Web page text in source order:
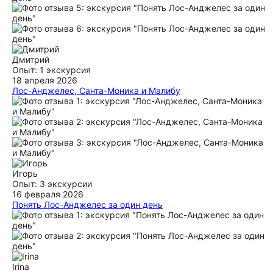
ещё
Дмитрий
Опыт: 1 экскурсия
18 апреля 2026
Лос-Анджелес, Санта-Моника и Малибу
спасибо большое, нашему проводнику в мир США и
безумно интересное знакомство с городом Лос-Анджелес!
Крутая чистая машина, очень внимательный гид,
комфортно и с индивидуальностью 10000%
ещё
Игорь
Опыт: 3 экскурсии
16 февраля 2026
Понять Лос-Анджелес за один день
LA огромен и прекрасен, иногда бывает и ужасен ;-). В
один день невозможно объять необъятное, но ваша лучшая
попытка будет сделать это с Владом. Интригующая подача,
хочется запомнить всё-всё, куча материала которого не
найти в сети, хоть мы с женой и вложились в это, но
эффект Wow от неожиданных фактов добавлял впечатлений
Irina